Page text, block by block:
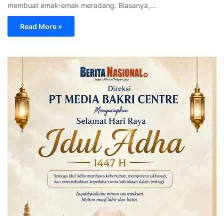
membuat emak-emak meradang. Biasanya,…
Read More »